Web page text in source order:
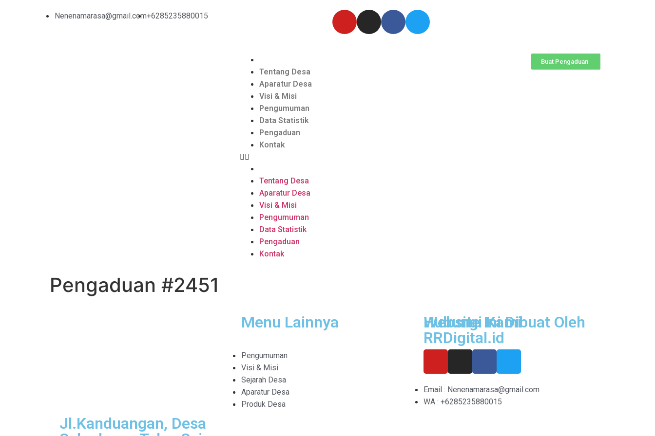
Nenenamarasa@gmail.com+6285235880015
Tentang Desa
Aparatur Desa
Visi & Misi
Pengumuman
Data Statistik
Pengaduan
Kontak
Tentang Desa
Aparatur Desa
Visi & Misi
Pengumuman
Data Statistik
Pengaduan
Kontak
Buat Pengaduan
Pengaduan #2451
Jl.Kanduangan, Desa
Menu Lainnya
Pengumuman
Visi & Misi
Sejarah Desa
Aparatur Desa
Produk Desa
Hubungi Kami
Email : Nenenamarasa@gmail.com
WA : +6285235880015
Website Ini Dibuat Oleh
RRDigital.id